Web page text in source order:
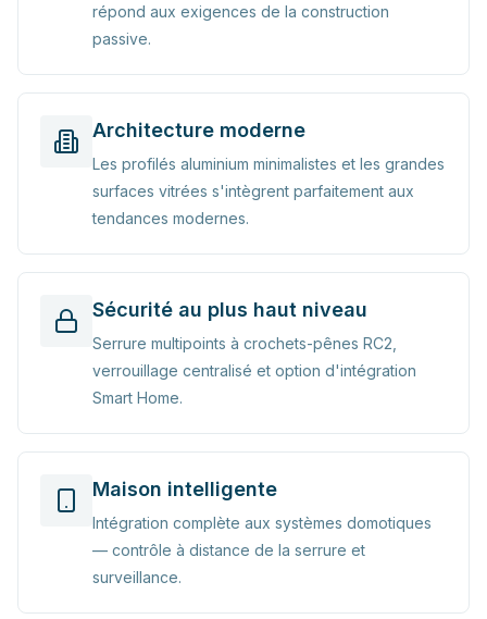
répond aux exigences de la construction
passive.
Architecture moderne
Les profilés aluminium minimalistes et les grandes
surfaces vitrées s'intègrent parfaitement aux
tendances modernes.
Sécurité au plus haut niveau
Serrure multipoints à crochets-pênes RC2,
verrouillage centralisé et option d'intégration
Smart Home.
Maison intelligente
Intégration complète aux systèmes domotiques
— contrôle à distance de la serrure et
surveillance.